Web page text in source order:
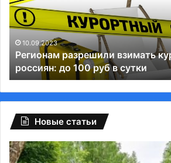
сбор
россиян:
до
100
руб
в
сутки
10.09.2023
Регионам разрешили взимать
россиян: до 100 руб в сутки
Новые статьи